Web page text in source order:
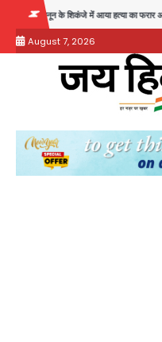
content
के शिकंजे में आया हत्या का फरार आरोपी
August 7, 2026